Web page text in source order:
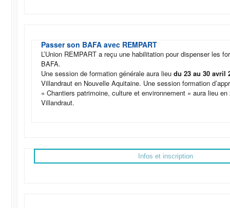
Passer son BAFA avec REMPART
L’Union REMPART a reçu une habilitation pour dispenser les
BAFA.
Une session de formation générale aura lieudu 23 au 30 avril
Villandraut en Nouvelle Aquitaine. Une session formation
« Chantiers patrimoine, culture et environnement » aura lieu
Villandraut.
Infos et inscription